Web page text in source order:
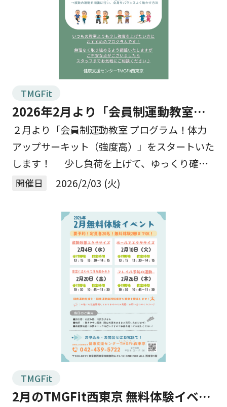
TMGFit
2026年2月より「会員制運動教室プ
ログラム！体力アップサーキット
（強度高）」開始！
２月より「会員制運動教室 プログラム！体力
アップサーキット（強度高）」をスタートいた
します！ 少し負荷を上げて、ゆっくり確実
に元気な身体を育てていきませんか？ 今月か
りの【高 […]
開催日 2026/2/03 (火)
TMGFit
2月のTMGFit西東京 無料体験イベン